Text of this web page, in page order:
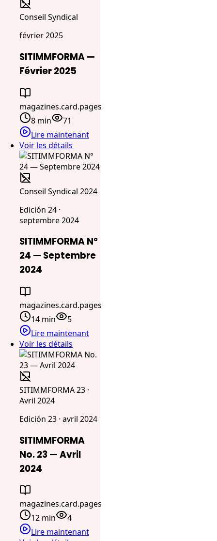
Conseil Syndical
février 2025
SITIMMFORMA —
Février 2025
magazines.card.pages
8 min
71
Lire maintenant
Voir les détails
Conseil Syndical 2024
Edición 24 ·
septembre 2024
SITIMMFORMA N°
24 — Septembre
2024
magazines.card.pages
14 min
5
Lire maintenant
Voir les détails
SITIMMFORMA 23 ·
Avril 2024
Edición 23 · avril 2024
SITIMMFORMA
No. 23 — Avril
2024
magazines.card.pages
12 min
4
Lire maintenant